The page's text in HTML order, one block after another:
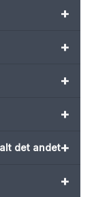
+
+
+
+
+
det andet
+